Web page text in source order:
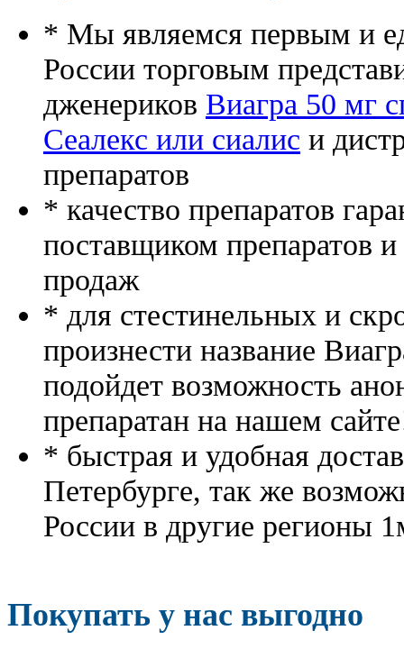
* Мы являемся первым и
России торговым
дженериков Виагра 50 мг
Сеалекс или сиалис и
препаратов
* качество препаратов
поставщиком препаратов
продаж
* для стестинельных и
произнести название
подойдет возможность
препаратан на нашем
* быстрая и удобная
Петербурге, так же
России в другие регионы
Покупать у нас выгодно